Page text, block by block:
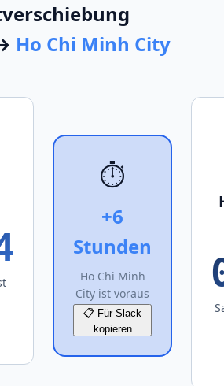
Ho Chi Minh City
⏱️
+6
Stunden
Ho Chi Minh
City ist voraus
📋 Für Slack
kopieren